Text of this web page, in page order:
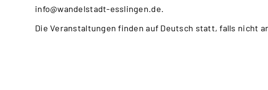
info@wandelstadt-esslingen.de.
Die Veranstaltungen finden auf Deutsch statt, falls nicht